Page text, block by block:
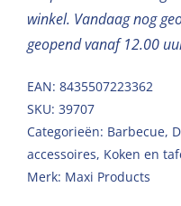
winkel. Vandaag nog
geopend vanaf 12.00
EAN: 8435507223362
SKU: 39707
Categorieën: Barbecue,
accessoires, Koken en
Merk: Maxi Products